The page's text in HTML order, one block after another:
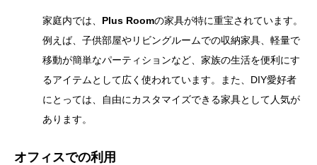
家庭内では、 Plus Roomの家具が特に重宝されています。
例えば、子供部屋やリビングルームでの収納家具、軽量で
移動が簡単なパーティションなど、家族の生活を便利にす
るアイテムとして広く使われています。また、DIY愛好者
にとっては、自由にカスタマイズできる家具として人気が
あります。
オフィスでの利用